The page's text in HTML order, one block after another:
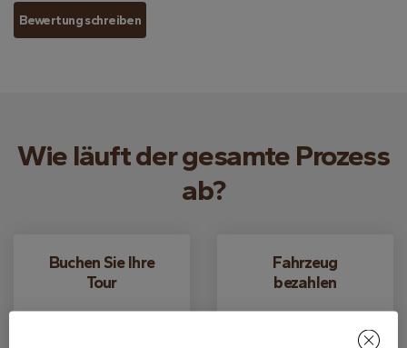
Bewertung schreiben
Wie läuft der gesamte Prozess
ab?
Buchen Sie Ihre
Tour
Fahrzeug
bezahlen
kommen, können Sie